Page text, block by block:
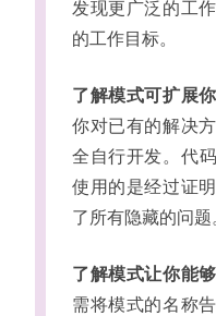
发现更广泛的工
的工作目标。
了解模式可扩展
你对已有的解决
全自行开发。 代
使用的是经过证
了所有隐藏的问题。
了解模式让你能
需将模式的名称